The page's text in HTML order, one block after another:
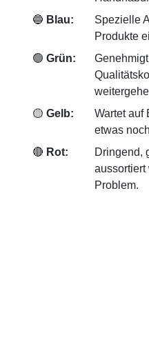
🔵 Blau:
Spezielle
Produkte
🟢 Grün:
🟡 Gelb:
Wartet auf
etwas
🔴 Rot:
Dringend,
aussortiert
Problem.